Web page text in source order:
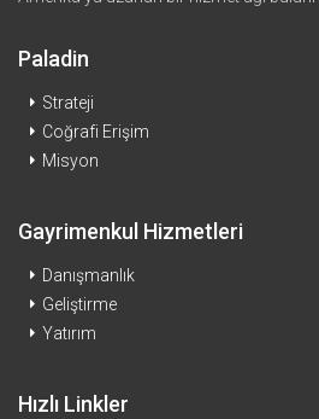
Paladin
Strateji
Coğrafi Erişim
Misyon
Gayrimenkul Hizmetleri
Danışmanlık
Geliştirme
Yatırım
Hızlı Linkler